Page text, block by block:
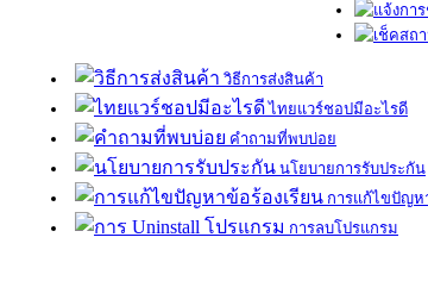
วิธีการส่งสินค้า
ไทยแวร์ชอปมีอะไรดี
คำถามที่พบบ่อย
นโยบายการรับประกัน
การแก้ไขปัญห
การลบโปรแกรม